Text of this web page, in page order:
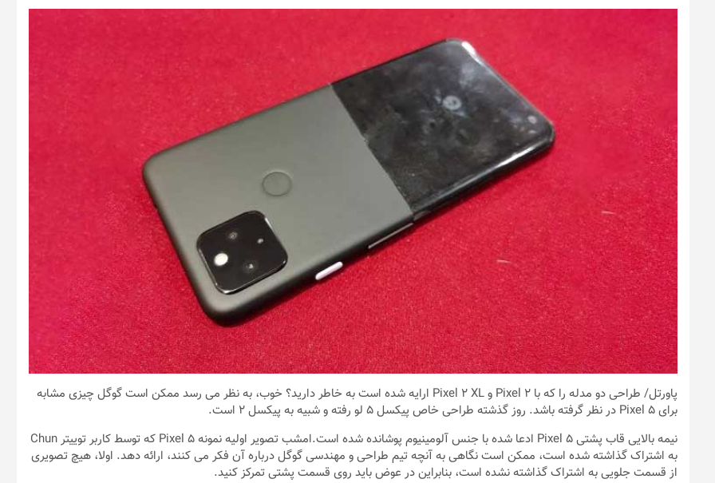
پاورتل
/ طراحی دو مدله را که با Pixel 2 و Pixel 2 XL ارایه شده است به خاطر دارید؟ خوب، به نظر می رسد ممکن است گوگل چیزی مشابه
برای Pixel 5 در نظر گرفته باشد. روز گذشته طراحی خاص پیکسل ۵ لو رفته و شبیه به پیکسل ۲ است.
نیمه بالایی قاب پشتی Pixel 5 ادعا شده با جنس آلومینیوم پوشانده شده است.امشب تصویر اولیه نمونه Pixel 5 که توسط کاربر توییتر Chun
به اشتراک گذاشته شده است، ممکن است نگاهی به آنچه تیم طراحی و مهندسی گوگل درباره آن فکر می کنند، ارائه دهد. اولا، هیچ تصویری
از قسمت جلویی به اشتراک گذاشته نشده است، بنابراین در عوض باید روی قسمت پشتی تمرکز کنید.